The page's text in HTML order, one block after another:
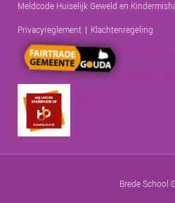
Meldcode Huiselijk Geweld en
Privacyreglement
Klachtenregeling
Brede School